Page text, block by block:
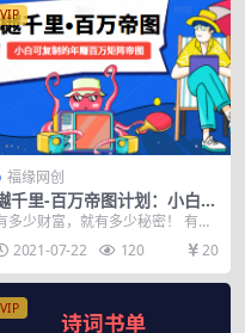
VIP
福缘网创
千里-百万帝图计划：小白可
制的年赚百万矩阵帝图（附
码）
多少财富，就有多少秘密！ 有多
秘密，就有多少财富！ 年赚百万
秘密是什么？大...
2021-07-22 120 20
VIP